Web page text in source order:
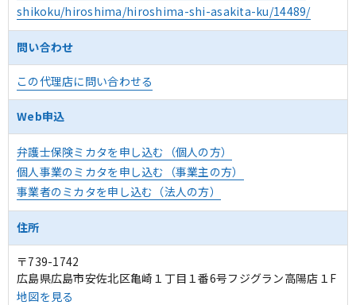
shikoku/hiroshima/hiroshima-shi-asakita-ku/14489/
問い合わせ
この代理店に問い合わせる
Web申込
弁護士保険ミカタを申し込む（個人の方）
個人事業のミカタを申し込む（事業主の方）
事業者のミカタを申し込む（法人の方）
住所
〒739-1742
広島県広島市安佐北区亀崎１丁目１番6号フジグラン高陽店１F
地図を見る